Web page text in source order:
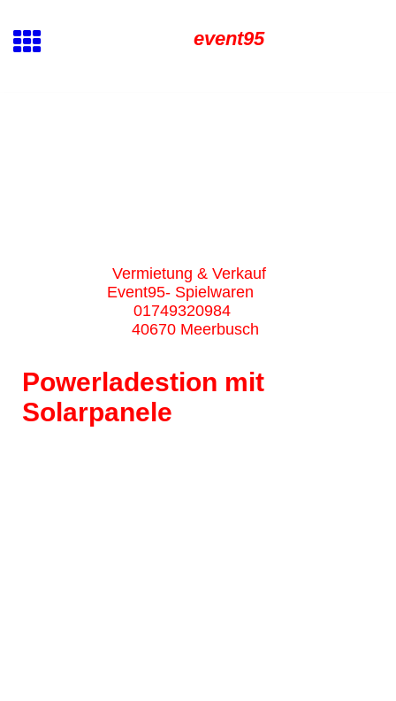
event95
Vermietung & Verkauf
Event95- Spielwaren
01749320984
40670 Meerbusch
Powerladestion mit
Solarpanele